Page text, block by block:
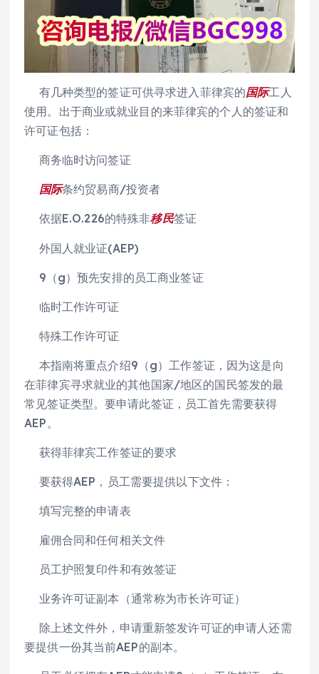
有几种类型的签证可供寻求进入菲律宾的国际工人
使用。出于商业或就业目的来菲律宾的个人的签证和
许可证包括：
商务临时访问签证
国际条约贸易商/投资者
依据E.O.226的特殊非移民签证
外国人就业证(AEP)
9（g）预先安排的员工商业签证
临时工作许可证
特殊工作许可证
本指南将重点介绍9（g）工作签证，因为这是向
在菲律宾寻求就业的其他国家/地区的国民签发的最
常见签证类型。要申请此签证，员工首先需要获得
AEP。
获得菲律宾工作签证的要求
要获得AEP，员工需要提供以下文件：
填写完整的申请表
雇佣合同和任何相关文件
员工护照复印件和有效签证
业务许可证副本（通常称为市长许可证）
除上述文件外，申请重新签发许可证的申请人还需
要提供一份其当前AEP的副本。